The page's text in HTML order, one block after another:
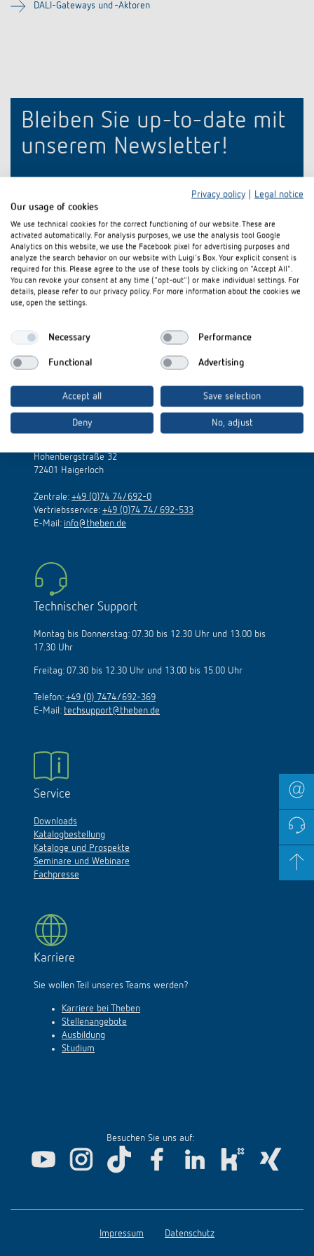
Anfahrt
DALI-Gateways und -Aktoren
Bleiben Sie up-to-date mit
unserem Newsletter!
Theben AG
Hohenbergstraße 32
72401 Haigerloch
Zentrale: +49 (0)74 74/692-0
Vertriebsservice: +49 (0)74 74/ 692-533
E-Mail: info@theben.de
Technischer Support
Montag bis Donnerstag: 07.30 bis 12.30 Uhr und 13.00 bis
17.30 Uhr
Freitag: 07.30 bis 12.30 Uhr und 13.00 bis 15.00 Uhr
Telefon: +49 (0) 7474/692-369
E-Mail: techsupport@theben.de
Service
Downloads
Katalogbestellung
Kataloge und Prospekte
Seminare und Webinare
Fachpresse
Karriere
Sie wollen Teil unseres Teams werden?
Karriere bei Theben
Stellenangebote
Ausbildung
Studium
Besuchen Sie uns auf:
Impressum Datenschutz
Privacy policy
Legal notice
Our usage of cookies
We use technical cookies for the correct functioning of our website. These are
activated automatically. For analysis purposes, we use the analysis tool Google
Analytics on this website, we use the Facebook pixel for advertising purposes and
analyze the search behavior on our website with Luigi's Box. Your explicit consent is
required for this. Please agree to the use of these tools by clicking on "Accept All".
You can revoke your consent at any time ("opt-out") or make individual settings. For
details, please refer to our privacy policy. For more information about the cookies we
use, open the settings.
Necessary Performance
Functional Advertising
Accept all Save selection
Deny No, adjust